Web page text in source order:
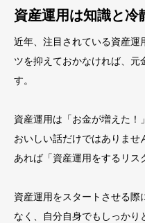
資産運用は知識と冷
近年、注目されている資産運
ツを抑えておかなければ、元
す。
資産運用は「お金が増えた
おいしい話だけではありませ
あれば「資産運用をするリス
資産運用をスタートさせる際
なく、自分自身でもしっかり